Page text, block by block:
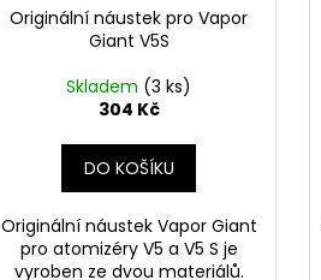
Originální náustek pro Vapor
Giant V5S
Skladem (3 ks)
304 Kč
DO KOŠÍKU
Originální náustek Vapor Giant
pro atomizéry V5 a V5 S je
vyroben ze dvou materiálů.